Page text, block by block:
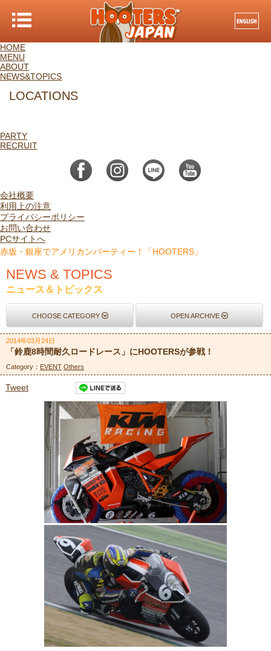
HOME
MENU
ABOUT
NEWS&TOPICS
LOCATIONS
PARTY
RECRUIT
会社概要
利用上の注意
プライバシーポリシー
お問い合わせ
PCサイトへ
赤坂・銀座でアメリカンパーティー！「HOOTERS」
NEWS & TOPICS
ニュース＆トピックス
CHOOSE CATEGORY OPEN ARCHIVE
2014年03月24日
「鈴鹿8時間耐久ロードレース」にHOOTERSが参戦！
Category： EVENT Others
Tweet